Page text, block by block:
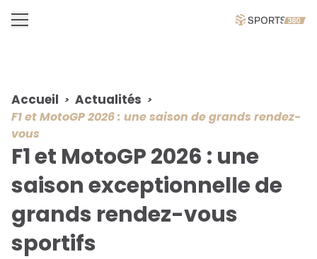
Accueil Actualités
F1 et MotoGP 2026 : une saison de grands rendez-
vous
F1 et MotoGP 2026 : une
saison exceptionnelle de
grands rendez-vous
sportifs